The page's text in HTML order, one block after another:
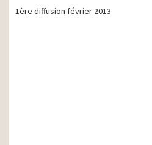
1ère diffusion février 2013